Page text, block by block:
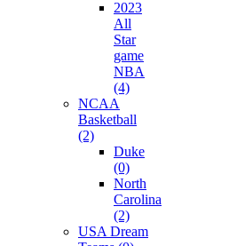
2023
All
Star
game
NBA
(4)
NCAA
Basketball
(2)
Duke
(0)
North
Carolina
(2)
USA Dream